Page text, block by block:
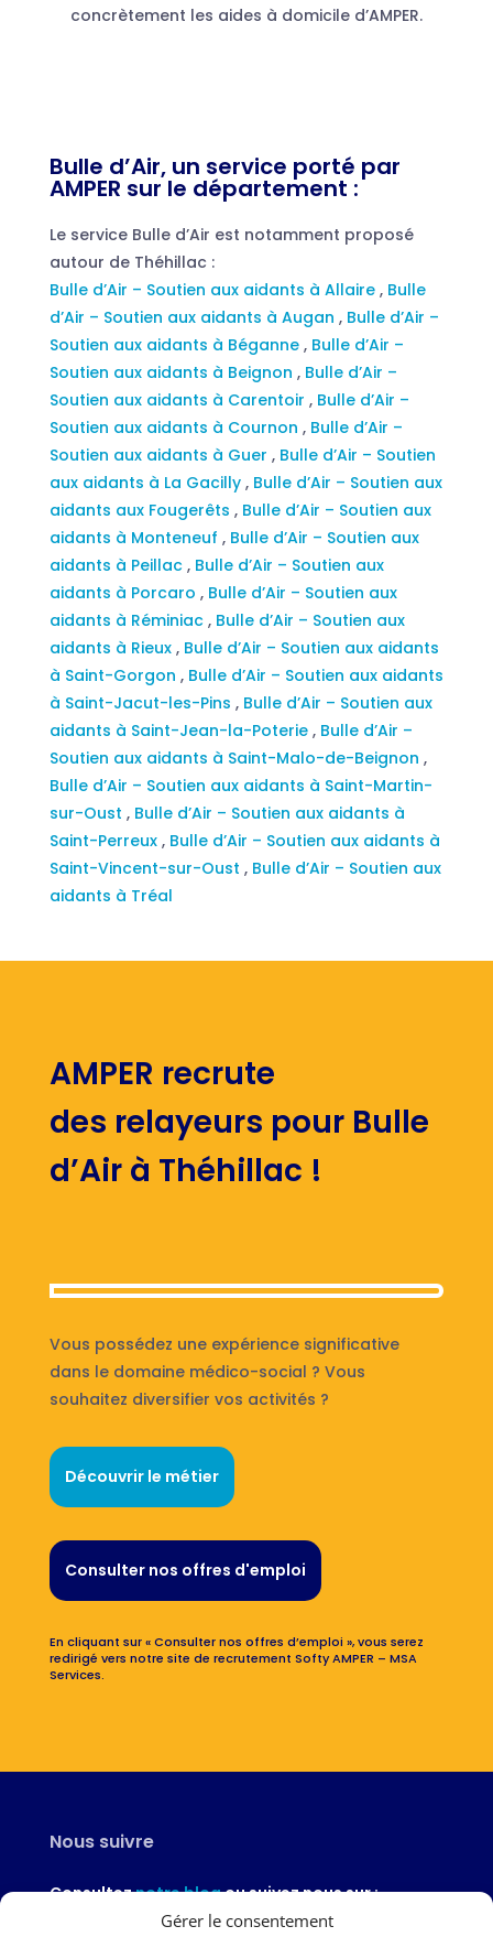
Gérer le consentement
concrètement les aides à domicile d’AMPER.
Bulle d’Air, un service porté par
AMPER sur le département :
Le service Bulle d’Air est notamment proposé
autour de Théhillac :
Bulle d’Air – Soutien aux aidants à Allaire , Bulle
d’Air – Soutien aux aidants à Augan , Bulle d’Air –
Soutien aux aidants à Béganne , Bulle d’Air –
Soutien aux aidants à Beignon , Bulle d’Air –
Soutien aux aidants à Carentoir , Bulle d’Air –
Soutien aux aidants à Cournon , Bulle d’Air –
Soutien aux aidants à Guer , Bulle d’Air – Soutien
aux aidants à La Gacilly , Bulle d’Air – Soutien aux
aidants aux Fougerêts , Bulle d’Air – Soutien aux
aidants à Monteneuf , Bulle d’Air – Soutien aux
aidants à Peillac , Bulle d’Air – Soutien aux
aidants à Porcaro , Bulle d’Air – Soutien aux
aidants à Réminiac , Bulle d’Air – Soutien aux
aidants à Rieux , Bulle d’Air – Soutien aux aidants
à Saint-Gorgon , Bulle d’Air – Soutien aux aidants
à Saint-Jacut-les-Pins , Bulle d’Air – Soutien aux
aidants à Saint-Jean-la-Poterie , Bulle d’Air –
Soutien aux aidants à Saint-Malo-de-Beignon ,
Bulle d’Air – Soutien aux aidants à Saint-Martin-
sur-Oust , Bulle d’Air – Soutien aux aidants à
Saint-Perreux , Bulle d’Air – Soutien aux aidants à
Saint-Vincent-sur-Oust , Bulle d’Air – Soutien aux
aidants à Tréal
AMPER recrute
des relayeurs pour Bulle
d’Air à Théhillac !
Vous possédez une expérience significative
dans le domaine médico-social ? Vous
souhaitez diversifier vos activités ?
Découvrir le métier
Consulter nos offres d'emploi
En cliquant sur « Consulter nos offres d’emploi », vous serez
redirigé vers notre site de recrutement Softy AMPER – MSA
Services.
Nous suivre
Consulteznotre blogou suivez nous sur :